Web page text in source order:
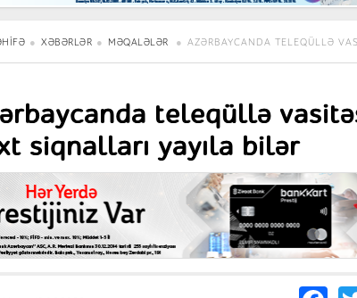
XƏBƏRLƏR MƏQALƏLƏR AZƏRBAYCANDA TELEQÜLLƏ
teleqüllə
siqnalları yayıla bilər